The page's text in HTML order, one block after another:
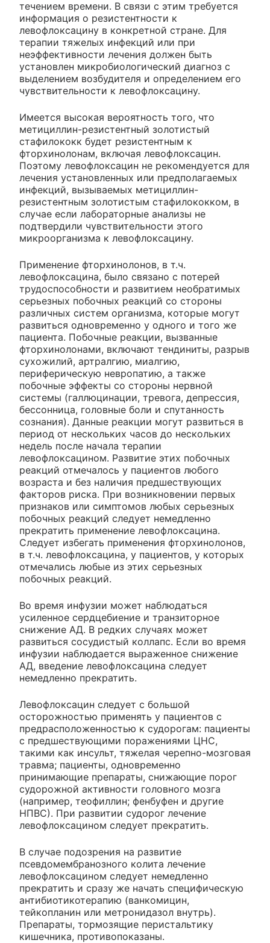
течением времени. В связи с этим требуется
информация о резистентности к
левофлоксацину в конкретной стране. Для
терапии тяжелых инфекций или при
неэффективности лечения должен быть
установлен микробиологический диагноз с
выделением возбудителя и определением его
чувствительности к левофлоксацину.
Имеется высокая вероятность того, что
метициллин-резистентный золотистый
стафилококк будет резистентным к
фторхинолонам, включая левофлоксацин.
Поэтому левофлоксацин не рекомендуется для
лечения установленных или предполагаемых
инфекций, вызываемых метициллин-
резистентным золотистым стафилококком, в
случае если лабораторные анализы не
подтвердили чувствительности этого
микроорганизма к левофлоксацину.
Применение фторхинолонов, в т.ч.
левофлоксацина, было связано с потерей
трудоспособности и развитием необратимых
серьезных побочных реакций со стороны
различных систем организма, которые могут
развиться одновременно у одного и того же
пациента. Побочные реакции, вызванные
фторхинолонами, включают тендиниты, разрыв
сухожилий, артралгию, миалгию,
периферическую невропатию, а также
побочные эффекты со стороны нервной
системы (галлюцинации, тревога, депрессия,
бессонница, головные боли и спутанность
сознания). Данные реакции могут развиться в
период от нескольких часов до нескольких
недель после начала терапии
левофлоксацином. Развитие этих побочных
реакций отмечалось у пациентов любого
возраста и без наличия предшествующих
факторов риска. При возникновении первых
признаков или симптомов любых серьезных
побочных реакций следует немедленно
прекратить применение левофлоксацина.
Следует избегать применения фторхинолонов,
в т.ч. левофлоксацина, у пациентов, у которых
отмечались любые из этих серьезных
побочных реакций.
Во время инфузии может наблюдаться
усиленное сердцебиение и транзиторное
снижение АД. В редких случаях может
развиться сосудистый коллапс. Если во время
инфузии наблюдается выраженное снижение
АД, введение левофлоксацина следует
немедленно прекратить.
Левофлоксацин следует с большой
осторожностью применять у пациентов с
предрасположенностью к судорогам: пациенты
с предшествующими поражениями ЦНС,
такими как инсульт, тяжелая черепно-мозговая
травма; пациенты, одновременно
принимающие препараты, снижающие порог
судорожной активности головного мозга
(например, теофиллин; фенбуфен и другие
НПВС). При развитии судорог лечение
левофлоксацином следует прекратить.
В случае подозрения на развитие
псевдомембранозного колита лечение
левофлоксацином следует немедленно
прекратить и сразу же начать специфическую
антибиотикотерапию (ванкомицин,
тейкопланин или метронидазол внутрь).
Препараты, тормозящие перистальтику
кишечника, противопоказаны.